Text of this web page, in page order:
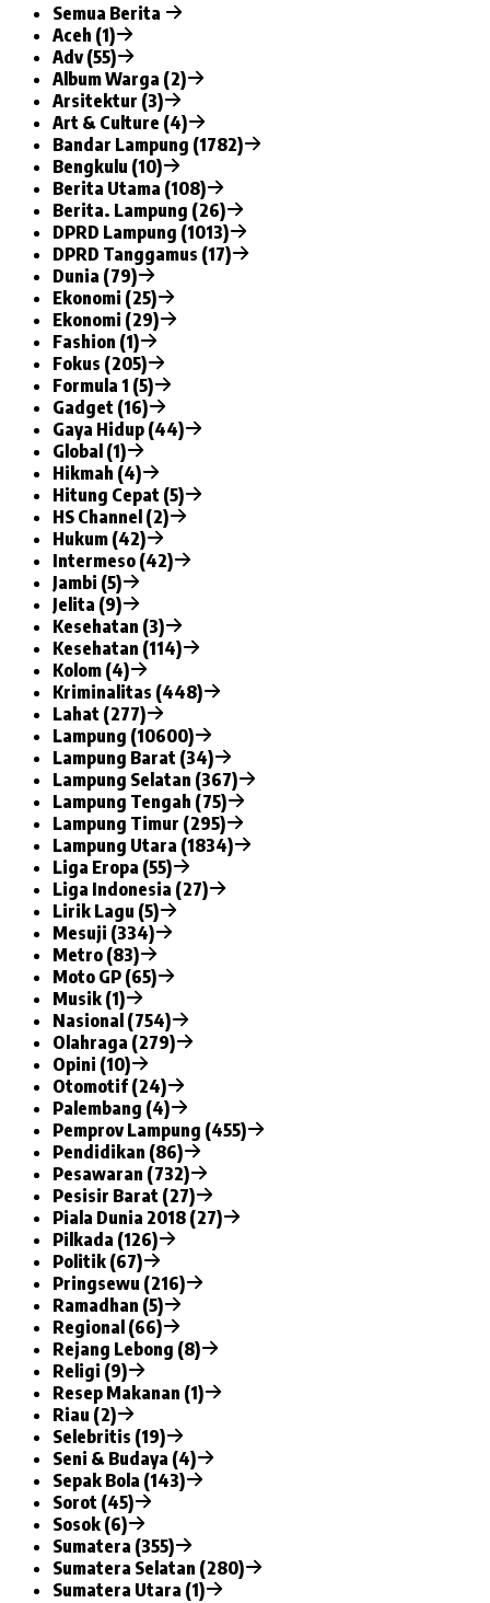
Semua Berita
Aceh (1)
Adv (55)
Album Warga (2)
Arsitektur (3)
Art & Culture (4)
Bandar Lampung (1782)
Bengkulu (10)
Berita Utama (108)
Berita. Lampung (26)
DPRD Lampung (1013)
DPRD Tanggamus (17)
Dunia (79)
Ekonomi (25)
Ekonomi (29)
Fashion (1)
Fokus (205)
Formula 1 (5)
Gadget (16)
Gaya Hidup (44)
Global (1)
Hikmah (4)
Hitung Cepat (5)
HS Channel (2)
Hukum (42)
Intermeso (42)
Jambi (5)
Jelita (9)
Kesehatan (3)
Kesehatan (114)
Kolom (4)
Kriminalitas (448)
Lahat (277)
Lampung (10600)
Lampung Barat (34)
Lampung Selatan (367)
Lampung Tengah (75)
Lampung Timur (295)
Lampung Utara (1834)
Liga Eropa (55)
Liga Indonesia (27)
Lirik Lagu (5)
Mesuji (334)
Metro (83)
Moto GP (65)
Musik (1)
Nasional (754)
Olahraga (279)
Opini (10)
Otomotif (24)
Palembang (4)
Pemprov Lampung (455)
Pendidikan (86)
Pesawaran (732)
Pesisir Barat (27)
Piala Dunia 2018 (27)
Pilkada (126)
Politik (67)
Pringsewu (216)
Ramadhan (5)
Regional (66)
Rejang Lebong (8)
Religi (9)
Resep Makanan (1)
Riau (2)
Selebritis (19)
Seni & Budaya (4)
Sepak Bola (143)
Sorot (45)
Sosok (6)
Sumatera (355)
Sumatera Selatan (280)
Sumatera Utara (1)